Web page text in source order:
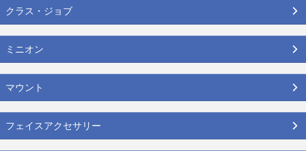
クラス・ジョブ
ミニオン
マウント
フェイスアクセサリー